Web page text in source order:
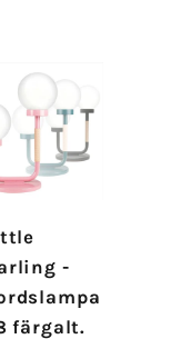
-
8 färgalt.